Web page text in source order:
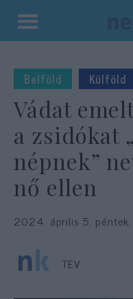
Kilépés
tartalomba
Belföld Külföld
Vádat
a zsidókat
népnek”
nő ellen
2024. április 5.
TEV